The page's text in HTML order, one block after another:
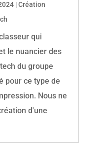
|Création
qui
le nuancier des
du groupe
pour ce type de
Nous ne
d'une